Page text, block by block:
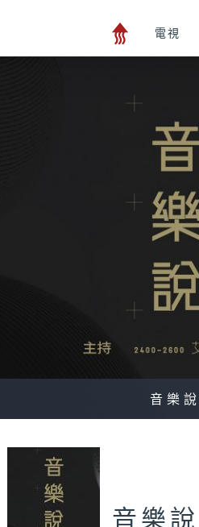
電視
音樂說
音樂說